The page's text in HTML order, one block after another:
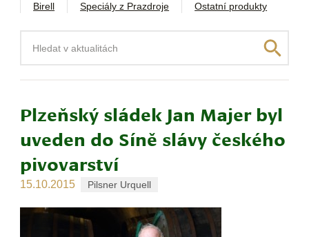
Birell
Speciály z Prazdroje Ostatní produkty
Plzeňský sládek Jan Majer byl
uveden do Síně slávy českého
pivovarství
15.10.2015 Pilsner Urquell